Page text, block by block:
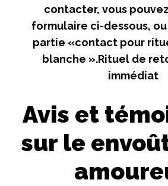
contacter, vous
formulaire ci-dessous,
partie «contact pour
blanche ».Rituel de
immédiat
Avis et
sur le